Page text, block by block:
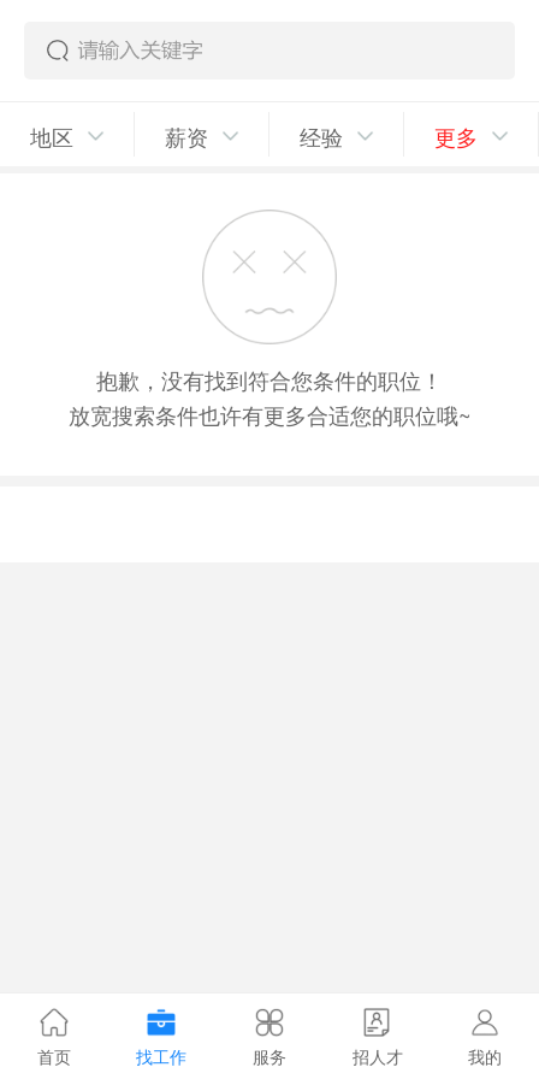
地区 薪资 经验 更多
抱歉，没有找到符合您条件的职位！
放宽搜索条件也许有更多合适您的职位哦~
首页 找工作 服务 招人才 我的